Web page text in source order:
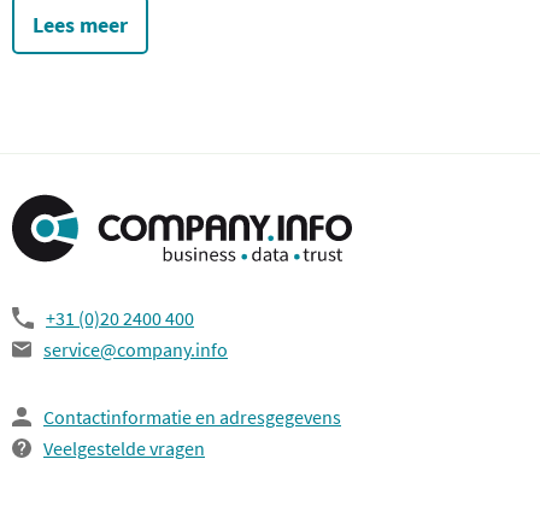
Lees meer
+31 (0)20 2400 400
service@company.info
Contactinformatie en adresgegevens
Veelgestelde vragen